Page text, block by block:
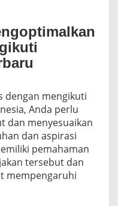
dengan mengikuti
Anda perlu
dan menyesuaikan
dan aspirasi
pemahaman
tersebut dan
mempengaruhi